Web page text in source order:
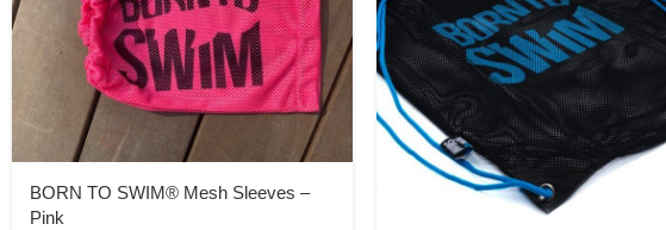
BORN TO SWIM® Mesh Sleeves –
Pink